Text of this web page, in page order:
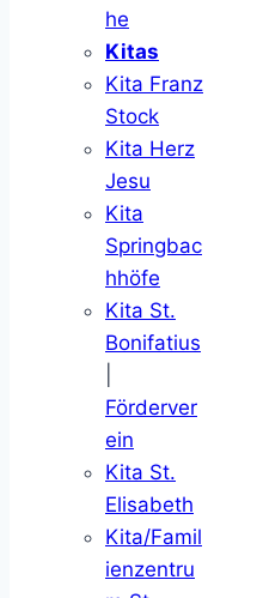
he
Kitas
Kita Franz
Stock
Kita Herz
Jesu
Kita
Springbac
hhöfe
Kita St.
Bonifatius
Förderver
ein
Kita St.
Elisabeth
Kita/Famil
ienzentru